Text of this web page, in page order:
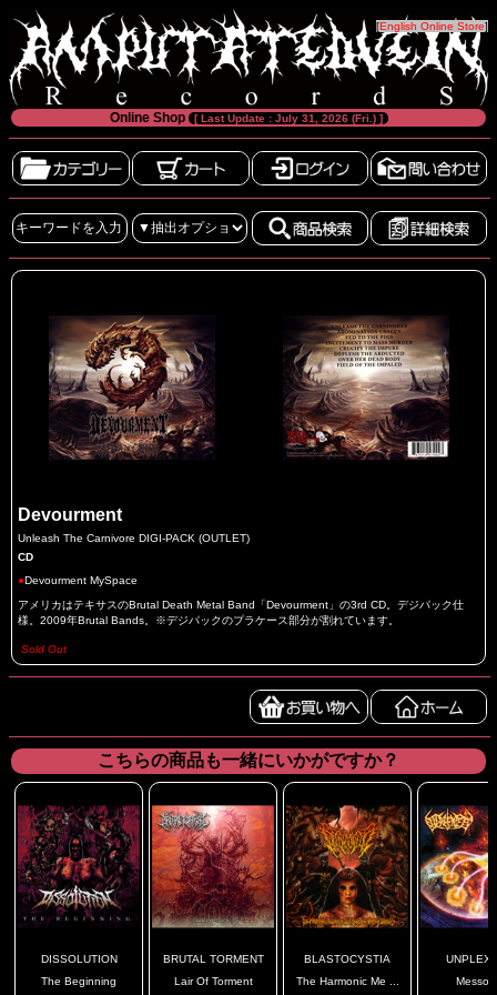
[English Online Store]
Online Shop [ Last Update : July 31, 2026 (Fri.) ]
Devourment
Unleash The Carnivore DIGI-PACK (OUTLET)
CD
●Devourment MySpace
アメリカはテキサスのBrutal Death Metal Band「Devourment」の3rd CD。デジパック仕
様。2009年Brutal Bands。※デジパックのプラケース部分が割れています。
Sold Out
こちらの商品も一緒にいかがですか？
DISSOLUTION
The Beginning
BRUTAL TORMENT
Lair Of Torment
BLASTOCYSTIA
The Harmonic Me ...